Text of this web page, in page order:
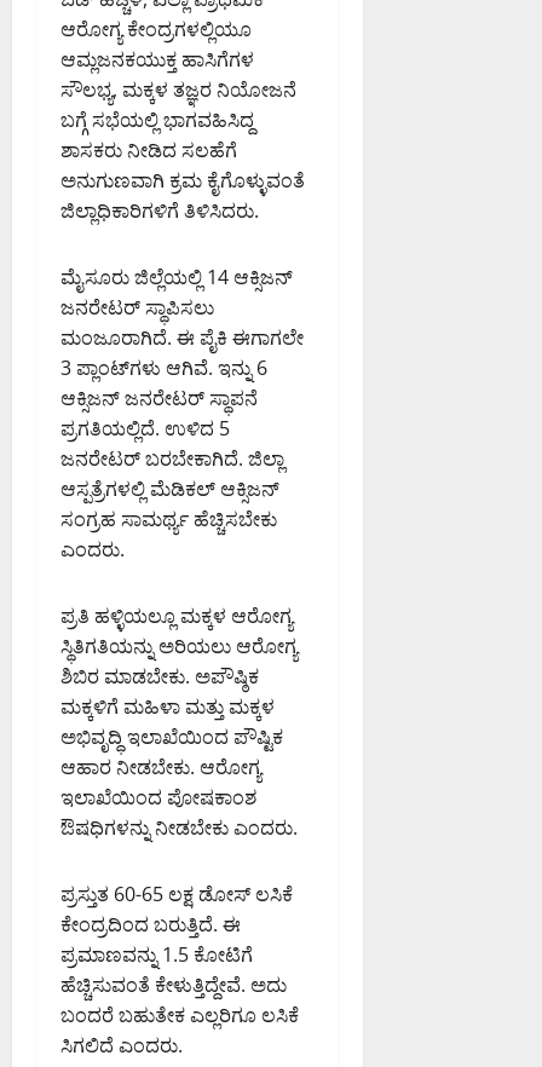
ಆರೋಗ್ಯ ಕೇಂದ್ರಗಳಲ್ಲಿಯೂ
ಆಮ್ಲಜನಕಯುಕ್ತ ಹಾಸಿಗೆಗಳ
ಸೌಲಭ್ಯ, ಮಕ್ಕಳ ತಜ್ಞರ ನಿಯೋಜನೆ
ಬಗ್ಗೆ ಸಭೆಯಲ್ಲಿ ಭಾಗವಹಿಸಿದ್ದ
ಶಾಸಕರು ನೀಡಿದ ಸಲಹೆಗೆ
ಅನುಗುಣವಾಗಿ ಕ್ರಮ ಕೈಗೊಳ್ಳುವಂತೆ
ಜಿಲ್ಲಾಧಿಕಾರಿಗಳಿಗೆ ತಿಳಿಸಿದರು.
ಮೈಸೂರು ಜಿಲ್ಲೆಯಲ್ಲಿ 14 ಆಕ್ಸಿಜನ್
ಜನರೇಟರ್ ಸ್ಥಾಪಿಸಲು
ಮಂಜೂರಾಗಿದೆ. ಈ ಪೈಕಿ ಈಗಾಗಲೇ
3 ಪ್ಲಾಂಟ್‌ಗಳು ಆಗಿವೆ. ಇನ್ನು 6
ಆಕ್ಸಿಜನ್ ಜನರೇಟರ್ ಸ್ಥಾಪನೆ
ಪ್ರಗತಿಯಲ್ಲಿದೆ. ಉಳಿದ 5
ಜನರೇಟರ್ ಬರಬೇಕಾಗಿದೆ. ಜಿಲ್ಲಾ
ಆಸ್ಪತ್ರೆಗಳಲ್ಲಿ ಮೆಡಿಕಲ್ ಆಕ್ಸಿಜನ್
ಸಂಗ್ರಹ ಸಾಮರ್ಥ್ಯ ಹೆಚ್ಚಿಸಬೇಕು
ಎಂದರು.
ಪ್ರತಿ ಹಳ್ಳಿಯಲ್ಲೂ ಮಕ್ಕಳ ಆರೋಗ್ಯ
ಸ್ಥಿತಿಗತಿಯನ್ನು ಅರಿಯಲು ಆರೋಗ್ಯ
ಶಿಬಿರ ಮಾಡಬೇಕು. ಅಪೌಷ್ಠಿಕ
ಮಕ್ಕಳಿಗೆ ಮಹಿಳಾ ಮತ್ತು ಮಕ್ಕಳ
ಅಭಿವೃದ್ಧಿ ಇಲಾಖೆಯಿಂದ ಪೌಷ್ಟಿಕ
ಆಹಾರ ನೀಡಬೇಕು. ಆರೋಗ್ಯ
ಇಲಾಖೆಯಿಂದ ಪೋಷಕಾಂಶ
ಔಷಧಿಗಳನ್ನು ನೀಡಬೇಕು ಎಂದರು.
ಪ್ರಸ್ತುತ 60-65 ಲಕ್ಷ ಡೋಸ್ ಲಸಿಕೆ
ಕೇಂದ್ರದಿಂದ ಬರುತ್ತಿದೆ. ಈ
ಪ್ರಮಾಣವನ್ನು 1.5 ಕೋಟಿಗೆ
ಹೆಚ್ಚಿಸುವಂತೆ ಕೇಳುತ್ತಿದ್ದೇವೆ. ಅದು
ಬಂದರೆ ಬಹುತೇಕ ಎಲ್ಲರಿಗೂ ಲಸಿಕೆ
ಸಿಗಲಿದೆ ಎಂದರು.